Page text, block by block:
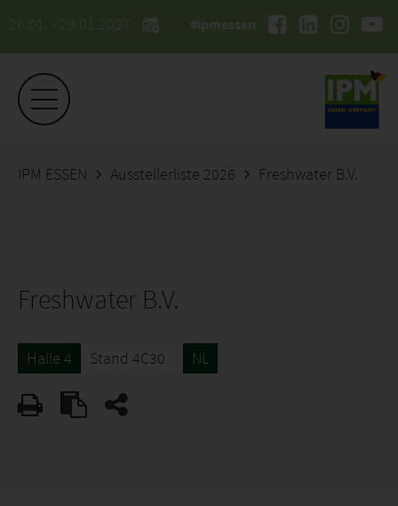
26.01. - 29.01.2027 #ipmessen
IPM ESSEN Ausstellerliste 2026 Freshwater B.V.
Freshwater B.V.
Halle 4 Stand 4C30 NL